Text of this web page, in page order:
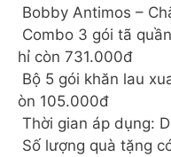
Bobby Antimos –
Combo 3 gói tã
hỉ còn 731.000đ
Bộ 5 gói khăn lau
òn 105.000đ
Thời gian áp dụng:
Số lượng quà tặng